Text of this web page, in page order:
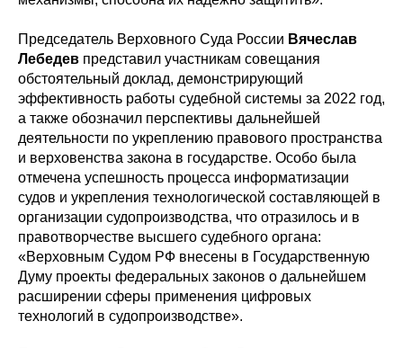
Председатель Верховного Суда России Вячеслав
Лебедев представил участникам совещания
обстоятельный доклад, демонстрирующий
эффективность работы судебной системы за 2022 год,
а также обозначил перспективы дальнейшей
деятельности по укреплению правового пространства
и верховенства закона в государстве. Особо была
отмечена успешность процесса информатизации
судов и укрепления технологической составляющей в
организации судопроизводства, что отразилось и в
правотворчестве высшего судебного органа:
«Верховным Судом РФ внесены в Государственную
Думу проекты федеральных законов о дальнейшем
расширении сферы применения цифровых
технологий в судопроизводстве».